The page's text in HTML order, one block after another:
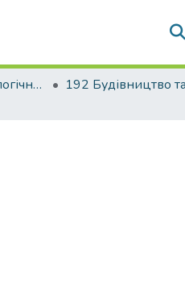
Будівельно-технологічний факультет